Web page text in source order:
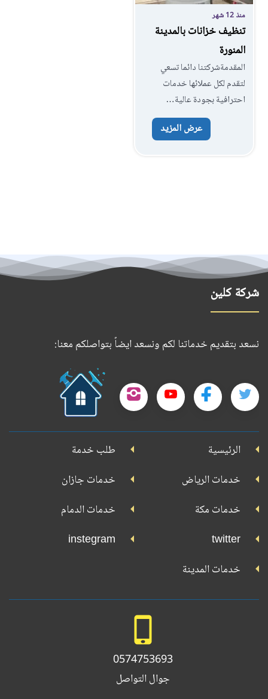
منذ 12 شهر
تنظيف خزانات بالمدينة
المنورة
المقدمةشركتنا دائما تسعي
لتقدم لكل عملائها خدمات
احترافية بجودة عالية…
عرض المزيد
شركة كلين
نسعد بتقديم خدماتنا لكم ونسعد ايضاً بتواصلكم معنا:
تابعنا
تويتر
تابعنا
تابعنا
تابعنا
إنستجرام
جوجل
الرئيسية
طلب خدمة
خدمات الرياض
خدمات جازان
خدمات مكة
خدمات الدمام
twitter
instegram
خدمات المدينة
0574753693
جوال التواصل